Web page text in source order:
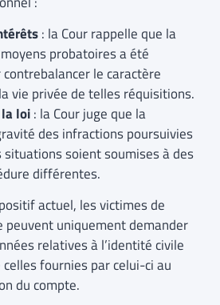
: la Cour rappelle que la
probatoires a été
le caractère
vie privée de telles réquisitions.
loi: la Cour juge que la
des infractions poursuivies
soient soumises à des
différentes.
actuel, les victimes de
uniquement demander
relatives à l’identité civile
fournies par celui-ci au
du compte.